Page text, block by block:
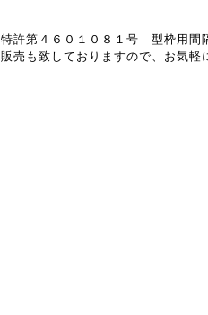
特許第４６０１０８１号 型枠用間
販売も致しておりますので、お気軽